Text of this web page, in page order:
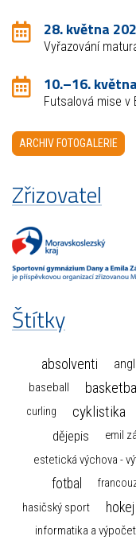
28. května
Vyřazování
10.–16.
Futsalová mise v
ARCHIV FOTOGALERIE
Zřizovatel
Štítky
absolventi
baseball basketbal
curling cyklistika
dějepis emil
estetická výchova -
fotbal
hasičský sport hokej
informatika a